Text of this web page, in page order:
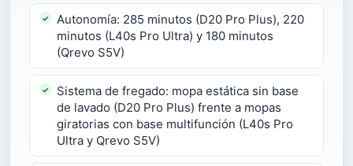
Autonomía: 285 minutos (D20 Pro Plus), 220
minutos (L40s Pro Ultra) y 180 minutos
(Qrevo S5V)
Sistema de fregado: mopa estática sin base
de lavado (D20 Pro Plus) frente a mopas
giratorias con base multifunción (L40s Pro
Ultra y Qrevo S5V)